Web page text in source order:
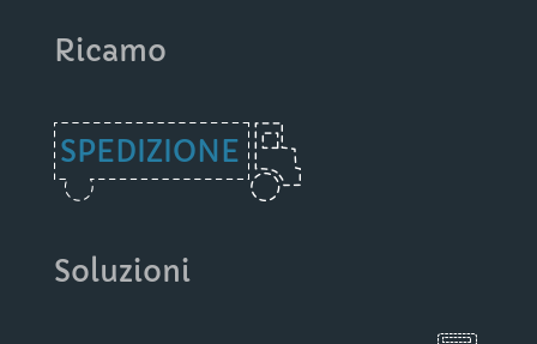
Ricamo
SPEDIZIONE
Soluzioni